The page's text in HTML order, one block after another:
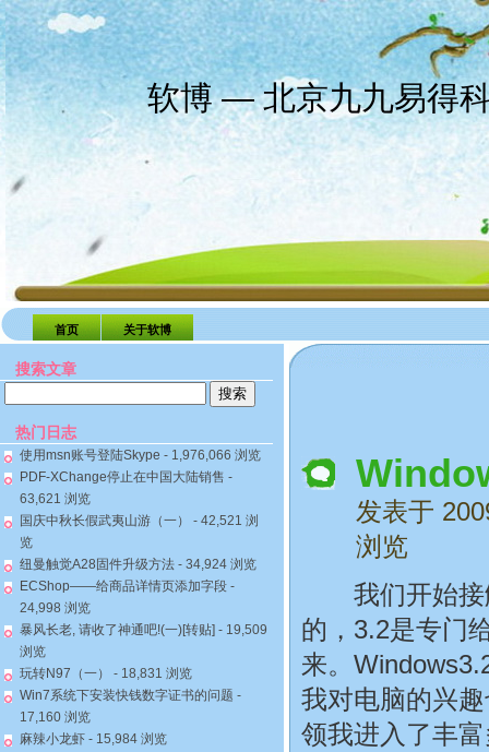
软博 — 北京九九易得
首页 关于软博
搜索文章
热门日志
使用msn账号登陆Skype - 1,976,066 浏览
PDF-XChange停止在中国大陆销售 -
63,621 浏览
国庆中秋长假武夷山游（一）
- 42,521 浏
览
纽曼触觉A28固件升级方法 - 34,924 浏览
ECShop——给商品详情页添加字段 -
24,998 浏览
暴风长老, 请收了神通吧!(一)[转贴] - 19,509
浏览
玩转N97（一）
- 18,831 浏览
Win7系统下安装快钱数字证书的问题 -
17,160 浏览
麻辣小龙虾 - 15,984 浏览
发表于
浏览
我们开始接触
的，3.2是专门
来。
我对电脑的兴
领我进入了丰